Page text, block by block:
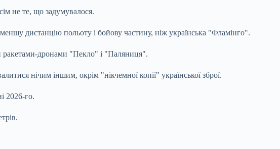
не те, що задумувалося.
дистанцію польоту і бойову частину, ніж українська "Фламінго".
ракетами-дронами "Пекло" і "Паляниця".
нічим іншим, окрім "нікчемної копії" української зброї.
2026-го.